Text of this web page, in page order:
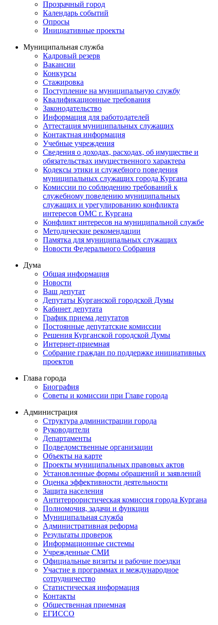
Прозрачный город
Календарь событий
Опросы
Инициативные проекты
Муниципальная служба
Кадровый резерв
Вакансии
Конкурсы
Стажировка
Поступление на муниципальную службу
Квалификационные требования
Законодательство
Информация для работодателей
Аттестация муниципальных служащих
Контактная информация
Учебные учреждения
Сведения о доходах, расходах, об имуществе и
обязательствах имущественного характера
Кодексы этики и служебного поведения
муниципальных служащих города Кургана
Комиссии по соблюдению требований к
служебному поведению муниципальных
служащих и урегулированию конфликта
интересов ОМС г. Кургана
Конфликт интересов на муниципальной службе
Методические рекомендации
Памятка для муниципальных служащих
Новости Федерального Cобрания
Дума
Общая информация
Новости
Ваш депутат
Депутаты Курганской городской Думы
Кабинет депутата
График приема депутатов
Постоянные депутатские комиссии
Решения Курганской городской Думы
Интернет-приемная
Собрание граждан по поддержке инициативных
проектов
Глава города
Биография
Советы и комиссии при Главе города
Администрация
Структура администрации города
Руководители
Департаменты
Подведомственные организации
Объекты на карте
Проекты муниципальных правовых актов
Установленные формы обращений и заявлений
Оценка эффективности деятельности
Защита населения
Антитеррористическая комиссия города Кургана
Полномочия, задачи и функции
Муниципальная служба
Административная реформа
Результаты проверок
Информационные системы
Учрежденные СМИ
Официальные визиты и рабочие поездки
Участие в программах и международное
сотрудничество
Статистическая информация
Контакты
Общественная приемная
ЕГИССО